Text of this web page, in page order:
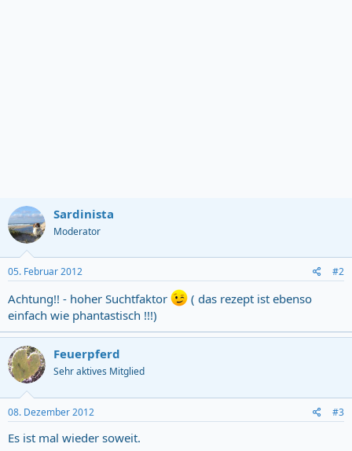
Sardinista
Moderator
05. Februar 2012 #2
Achtung!! - hoher Suchtfaktor
( das rezept ist ebenso
einfach wie phantastisch !!!)
Feuerpferd
Sehr aktives Mitglied
08. Dezember 2012 #3
Es ist mal wieder soweit.